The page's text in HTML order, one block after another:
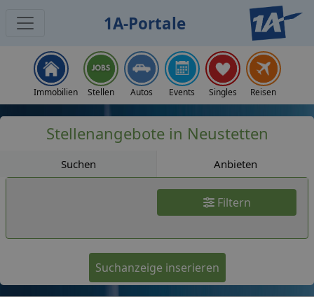
1A-Portale
Immobilien Stellen Autos Events Singles Reisen
Stellenangebote in Neustetten
Suchen Anbieten
Filtern
Suchanzeige inserieren